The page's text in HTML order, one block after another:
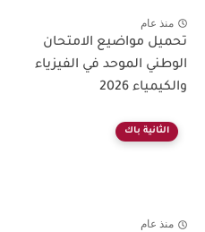
منذ عام
تحميل مواضيع الامتحان
الوطني الموحد في الفيزياء
والكيمياء 2026
الثانية باك
منذ عام